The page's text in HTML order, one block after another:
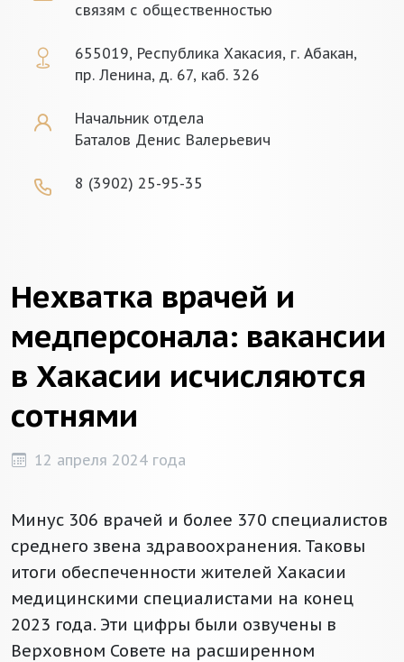
связям с общественностью
655019, Республика Хакасия, г. Абакан,
пр. Ленина, д. 67, каб. 326
Начальник отдела
Баталов Денис Валерьевич
8 (3902) 25-95-35
Нехватка врачей и
медперсонала: вакансии
в Хакасии исчисляются
сотнями
12 апреля 2024 года
Минус 306 врачей и более 370 специалистов
среднего звена здравоохранения. Таковы
итоги обеспеченности жителей Хакасии
медицинскими специалистами на конец
2023 года. Эти цифры были озвучены в
Верховном Совете на расширенном